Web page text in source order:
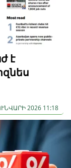
է
2026 11:18